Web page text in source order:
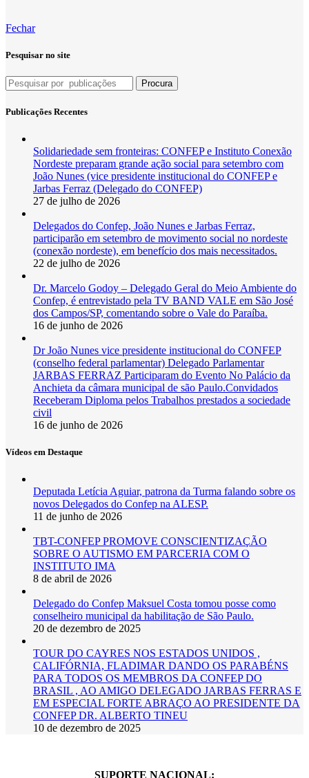
Fechar
Pesquisar no site
Procura
Publicações Recentes
Solidariedade sem fronteiras: CONFEP e Instituto Conexão
Nordeste preparam grande ação social para setembro com
João Nunes (vice presidente institucional do CONFEP e
Jarbas Ferraz (Delegado do CONFEP)
27 de julho de 2026
Delegados do Confep, João Nunes e Jarbas Ferraz,
participarão em setembro de movimento social no nordeste
(conexão nordeste), em benefício dos mais necessitados.
22 de julho de 2026
Dr. Marcelo Godoy – Delegado Geral do Meio Ambiente do
Confep, é entrevistado pela TV BAND VALE em São José
dos Campos/SP, comentando sobre o Vale do Paraíba.
16 de junho de 2026
Dr João Nunes vice presidente institucional do CONFEP
(conselho federal parlamentar) Delegado Parlamentar
JARBAS FERRAZ Participaram do Evento No Palácio da
Anchieta da câmara municipal de são Paulo.Convidados
Receberam Diploma pelos Trabalhos prestados a sociedade
civil
16 de junho de 2026
Vídeos em Destaque
Deputada Letícia Aguiar, patrona da Turma falando sobre os
novos Delegados do Confep na ALESP.
11 de junho de 2026
TBT-CONFEP PROMOVE CONSCIENTIZAÇÃO
SOBRE O AUTISMO EM PARCERIA COM O
INSTITUTO IMA
8 de abril de 2026
Delegado do Confep Maksuel Costa tomou posse como
conselheiro municipal da habilitação de São Paulo.
20 de dezembro de 2025
TOUR DO CAYRES NOS ESTADOS UNIDOS ,
CALIFÓRNIA, FLADIMAR DANDO OS PARABÉNS
PARA TODOS OS MEMBROS DA CONFEP DO
BRASIL , AO AMIGO DELEGADO JARBAS FERRAS E
EM ESPECIAL FORTE ABRAÇO AO PRESIDENTE DA
CONFEP DR. ALBERTO TINEU
10 de dezembro de 2025
SUPORTE NACIONAL: